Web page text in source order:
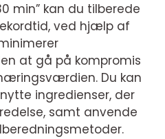
min” kan du tilberede
ved hjælp af
at gå på kompromis
Du kan
ingredienser, der
samt anvende